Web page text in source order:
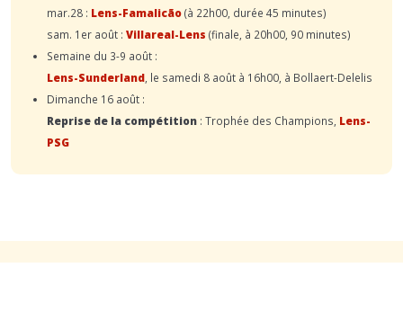
mar.28 : Lens-Famalicão(à 22h00, durée 45 minutes)
sam. 1er août : Villareal-Lens (finale, à 20h00, 90 minutes)
Semaine du 3-9 août :
Lens-Sunderland , le samedi 8 août à 16h00, à Bollaert-Delelis
Dimanche 16 août :
Reprise de la compétition : Trophée des Champions, Lens-
PSG